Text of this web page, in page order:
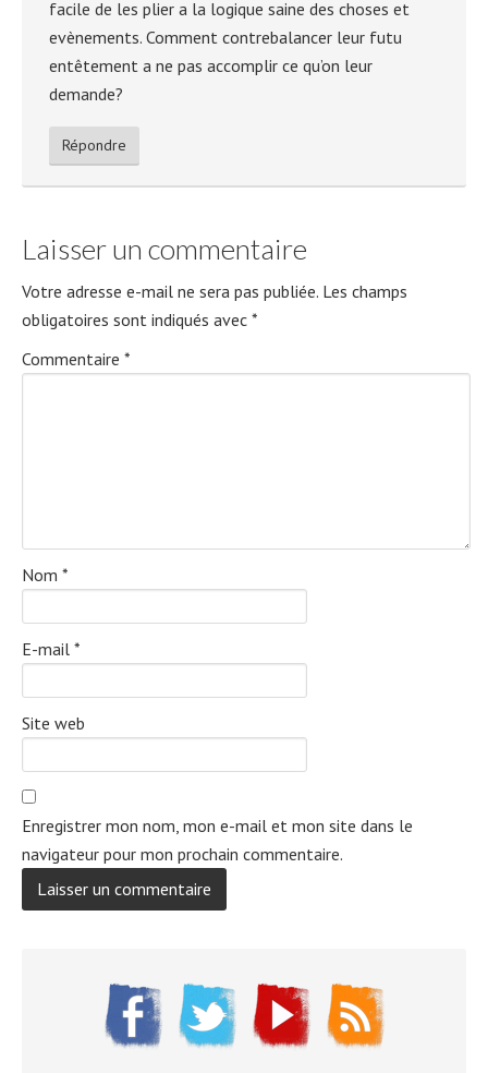
facile de les plier a la logique saine des choses et
evènements. Comment contrebalancer leur futu
entêtement a ne pas accomplir ce qu’on leur
demande?
Répondre
Laisser un commentaire
Votre adresse e-mail ne sera pas publiée. Les champs
obligatoires sont indiqués avec *
Commentaire *
Nom *
E-mail *
Site web
Enregistrer mon nom, mon e-mail et mon site dans le
navigateur pour mon prochain commentaire.